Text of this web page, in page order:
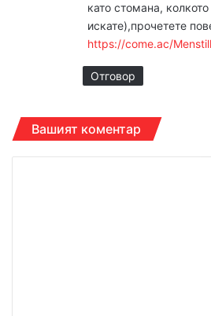
като стомана,
искате),прочетете
https://come.ac/Menstill
Отговор
Вашият коментар